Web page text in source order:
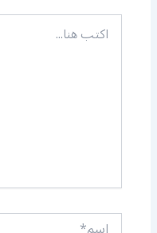
اكتب
هنا...
اسم*